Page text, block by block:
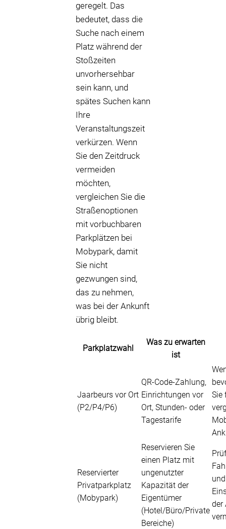
geregelt. Das
bedeutet, dass die
Suche nach einem
Platz während der
Stoßzeiten
unvorhersehbar
sein kann, und
spätes Suchen kann
Ihre
Veranstaltungszeit
verkürzen. Wenn
Sie den Zeitdruck
vermeiden
möchten,
vergleichen Sie die
Straßenoptionen
mit vorbuchbaren
Parkplätzen bei
Mobypark, damit
Sie nicht
gezwungen sind,
das zu nehmen,
was bei der Ankunft
übrig bleibt.
Parkplatzwahl
Was zu erwarten
ist
Jaarbeurs vor Ort
(P2/P4/P6)
QR-Code-Zahlung,
Einrichtungen vor
Ort, Stunden- oder
Tagestarife
Sie
Reservierter
Privatparkplatz
(Mobypark)
Reservieren Sie
einen Platz mit
ungenutzter
Kapazität der
Eigentümer
(Hotel/Büro/Private
Bereiche)
der